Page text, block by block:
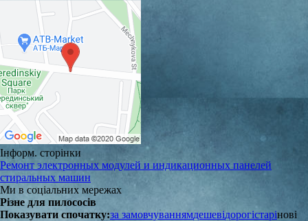
Інформ. сторінки
Ремонт электронных модулей и индикационных панелей
стиральных машин
Ми в соціальних мережах
Різне для пилососів
Показувати спочатку:за замовчуваннямдешевідорогістарінові